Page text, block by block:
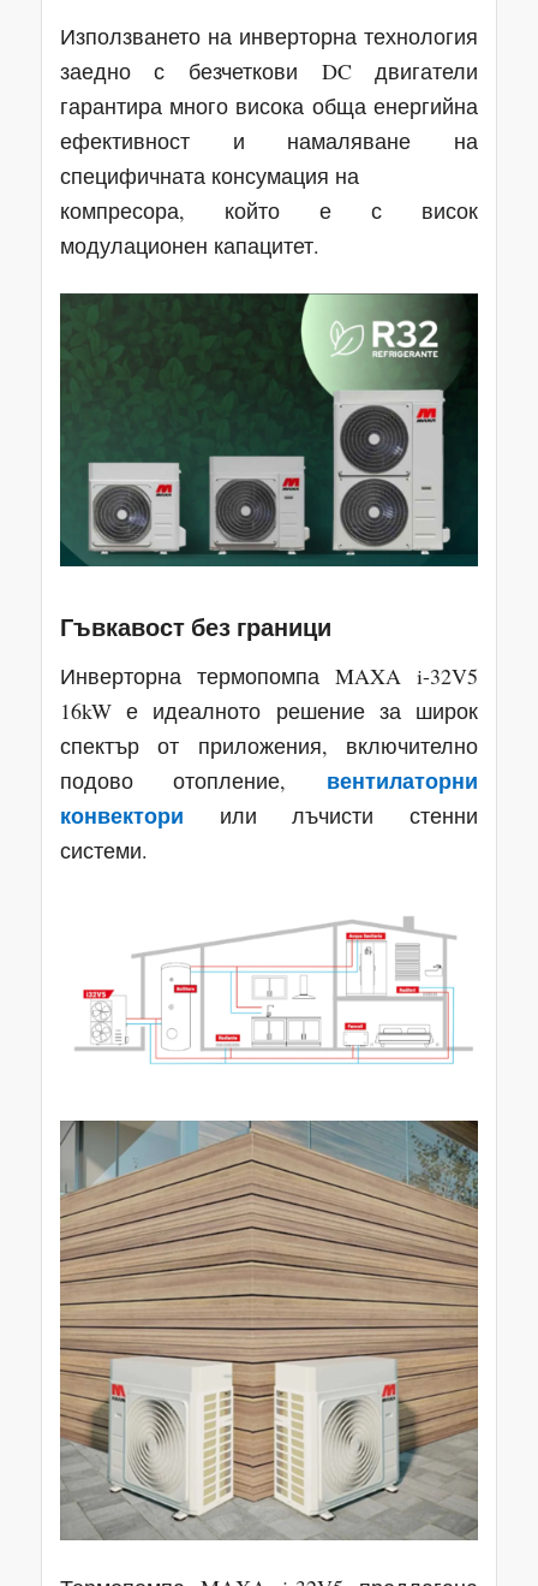
Използването на инверторна технология
заедно с безчеткови DC двигатели
гарантира много висока обща енергийна
ефективност и намаляване на
специфичната консумация на
компресора, който е с висок
модулационен капацитет.
Гъвкавост без граници
Инверторна термопомпа MAXA i-32V5
16kW е идеалното решение за широк
спектър от приложения, включително
подово отопление, вентилаторни
конвектори или лъчисти стенни
системи.